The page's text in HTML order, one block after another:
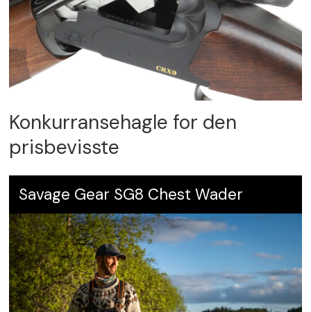
Konkurransehagle for den
prisbevisste
Savage Gear SG8 Chest Wader